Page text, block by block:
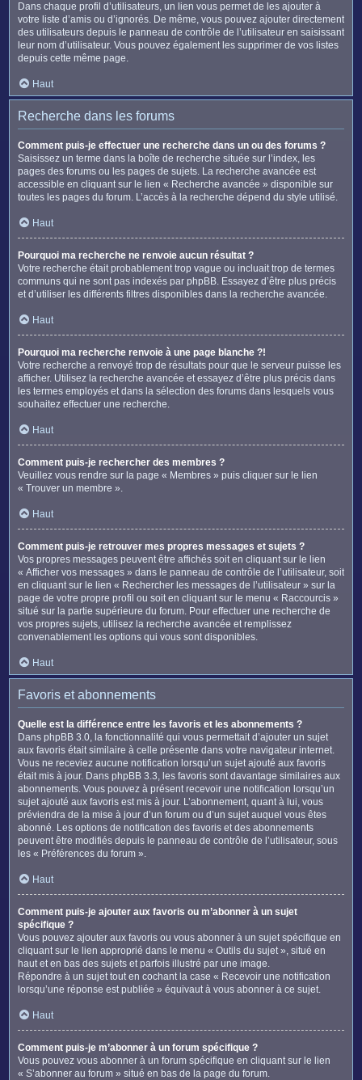
Dans chaque profil d’utilisateurs, un lien vous permet de les ajouter à
votre liste d’amis ou d’ignorés. De même, vous pouvez ajouter directement
des utilisateurs depuis le panneau de contrôle de l’utilisateur en saisissant
leur nom d’utilisateur. Vous pouvez également les supprimer de vos listes
depuis cette même page.
Haut
Recherche dans les forums
Comment puis-je effectuer une recherche dans un ou des forums ?
Saisissez un terme dans la boîte de recherche située sur l’index, les
pages des forums ou les pages de sujets. La recherche avancée est
accessible en cliquant sur le lien « Recherche avancée » disponible sur
toutes les pages du forum. L’accès à la recherche dépend du style utilisé.
Haut
Pourquoi ma recherche ne renvoie aucun résultat ?
Votre recherche était probablement trop vague ou incluait trop de termes
communs qui ne sont pas indexés par phpBB. Essayez d’être plus précis
et d’utiliser les différents filtres disponibles dans la recherche avancée.
Haut
Pourquoi ma recherche renvoie à une page blanche ?!
Votre recherche a renvoyé trop de résultats pour que le serveur puisse les
afficher. Utilisez la recherche avancée et essayez d’être plus précis dans
les termes employés et dans la sélection des forums dans lesquels vous
souhaitez effectuer une recherche.
Haut
Comment puis-je rechercher des membres ?
Veuillez vous rendre sur la page « Membres » puis cliquer sur le lien
« Trouver un membre ».
Haut
Comment puis-je retrouver mes propres messages et sujets ?
Vos propres messages peuvent être affichés soit en cliquant sur le lien
« Afficher vos messages » dans le panneau de contrôle de l’utilisateur, soit
en cliquant sur le lien « Rechercher les messages de l’utilisateur » sur la
page de votre propre profil ou soit en cliquant sur le menu « Raccourcis »
situé sur la partie supérieure du forum. Pour effectuer une recherche de
vos propres sujets, utilisez la recherche avancée et remplissez
convenablement les options qui vous sont disponibles.
Haut
Favoris et abonnements
Quelle est la différence entre les favoris et les abonnements ?
Dans phpBB 3.0, la fonctionnalité qui vous permettait d’ajouter un sujet
aux favoris était similaire à celle présente dans votre navigateur internet.
Vous ne receviez aucune notification lorsqu’un sujet ajouté aux favoris
était mis à jour. Dans phpBB 3.3, les favoris sont davantage similaires aux
abonnements. Vous pouvez à présent recevoir une notification lorsqu’un
sujet ajouté aux favoris est mis à jour. L’abonnement, quant à lui, vous
préviendra de la mise à jour d’un forum ou d’un sujet auquel vous êtes
abonné. Les options de notification des favoris et des abonnements
peuvent être modifiés depuis le panneau de contrôle de l’utilisateur, sous
les « Préférences du forum ».
Haut
Comment puis-je ajouter aux favoris ou m’abonner à un sujet
spécifique ?
Vous pouvez ajouter aux favoris ou vous abonner à un sujet spécifique en
cliquant sur le lien approprié dans le menu « Outils du sujet », situé en
haut et en bas des sujets et parfois illustré par une image.
Répondre à un sujet tout en cochant la case « Recevoir une notification
lorsqu’une réponse est publiée » équivaut à vous abonner à ce sujet.
Haut
Comment puis-je m’abonner à un forum spécifique ?
Vous pouvez vous abonner à un forum spécifique en cliquant sur le lien
« S’abonner au forum » situé en bas de la page du forum.